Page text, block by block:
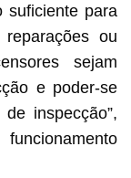
suficiente para
ou
sejam
e poder-se
inspecção”,